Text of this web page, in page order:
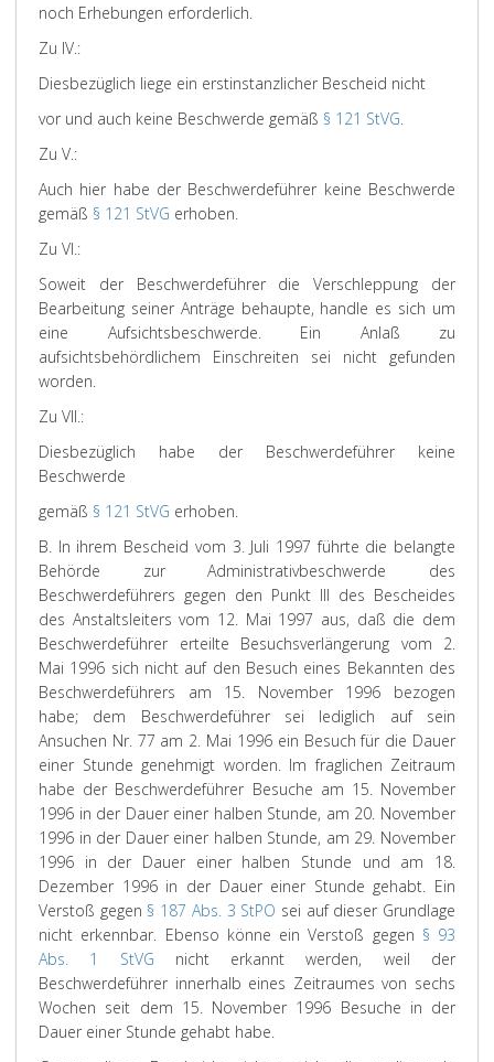
noch Erhebungen erforderlich.
Zu IV.:
Diesbezüglich liege ein erstinstanzlicher Bescheid nicht
vor und auch keine Beschwerde gemäß § 121 StVG.
Zu V.:
Auch hier habe der Beschwerdeführer keine Beschwerde
gemäß § 121 StVG erhoben.
Zu VI.:
Soweit der Beschwerdeführer die Verschleppung der
Bearbeitung seiner Anträge behaupte, handle es sich um
eine Aufsichtsbeschwerde. Ein Anlaß zu
aufsichtsbehördlichem Einschreiten sei nicht gefunden
worden.
Zu VII.:
Diesbezüglich habe der Beschwerdeführer keine
Beschwerde
gemäß § 121 StVG erhoben.
B. In ihrem Bescheid vom 3. Juli 1997 führte die belangte
Behörde zur Administrativbeschwerde des
Beschwerdeführers gegen den Punkt III des Bescheides
des Anstaltsleiters vom 12. Mai 1997 aus, daß die dem
Beschwerdeführer erteilte Besuchsverlängerung vom 2.
Mai 1996 sich nicht auf den Besuch eines Bekannten des
Beschwerdeführers am 15. November 1996 bezogen
habe; dem Beschwerdeführer sei lediglich auf sein
Ansuchen Nr. 77 am 2. Mai 1996 ein Besuch für die Dauer
einer Stunde genehmigt worden. Im fraglichen Zeitraum
habe der Beschwerdeführer Besuche am 15. November
1996 in der Dauer einer halben Stunde, am 20. November
1996 in der Dauer einer halben Stunde, am 29. November
1996 in der Dauer einer halben Stunde und am 18.
Dezember 1996 in der Dauer einer Stunde gehabt. Ein
Verstoß gegen § 187 Abs. 3 StPO sei auf dieser Grundlage
nicht erkennbar. Ebenso könne ein Verstoß gegen § 93
Abs. 1 StVG nicht erkannt werden, weil der
Beschwerdeführer innerhalb eines Zeitraumes von sechs
Wochen seit dem 15. November 1996 Besuche in der
Dauer einer Stunde gehabt habe.